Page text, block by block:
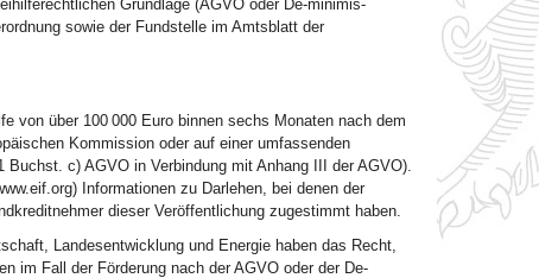
Grundlage (AGVO oder De-minimis-
sowie der Fundstelle im Amtsblatt der
von über 100 000 Euro binnen sechs Monaten nach dem
Kommission oder auf einer umfassenden
c) AGVO in Verbindung mit Anhang III der AGVO).
Informationen zu Darlehen, bei denen der
dieser Veröffentlichung zugestimmt haben.
Landesentwicklung und Energie haben das Recht,
im Fall der Förderung nach der AGVO oder der De-